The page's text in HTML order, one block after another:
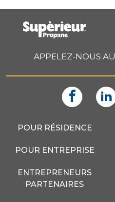
APPELEZ-NOUS AU
POUR RÉSIDENCE
POUR ENTREPRISE
ENTREPRENEURS
PARTENAIRES